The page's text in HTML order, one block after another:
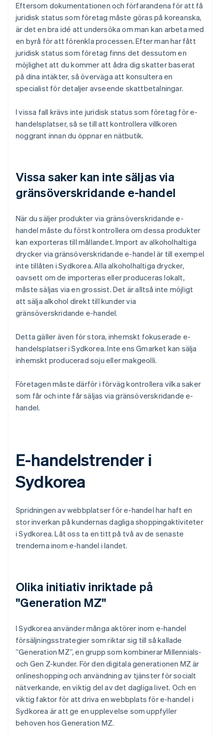
Eftersom dokumentationen och förfarandena för att få
juridisk status som företag måste göras på koreanska,
är det en bra idé att undersöka om man kan arbeta med
en byrå för att förenkla processen. Efter man har fått
juridisk status som företag finns det dessutom en
möjlighet att du kommer att ådra dig skatter baserat
på dina intäkter, så överväga att konsultera en
specialist för detaljer avseende skattbetalningar.
I vissa fall krävs inte juridisk status som företag för e-
handelsplatser, så se till att kontrollera villkoren
noggrant innan du öppnar en nätbutik.
Vissa saker kan inte säljas via
gränsöverskridande e-handel
När du säljer produkter via gränsöverskridande e-
handel måste du först kontrollera om dessa produkter
kan exporteras till mållandet. Import av alkoholhaltiga
drycker via gränsöverskridande e-handel är till exempel
inte tillåten i Sydkorea. Alla alkoholhaltiga drycker,
oavsett om de importeras eller produceras lokalt,
måste säljas via en grossist. Det är alltså inte möjligt
att sälja alkohol direkt till kunder via
gränsöverskridande e-handel.
Detta gäller även för stora, inhemskt fokuserade e-
handelsplatser i Sydkorea. Inte ens Gmarket kan sälja
inhemskt producerad soju eller makgeolli.
Företagen måste därför i förväg kontrollera vilka saker
som får och inte får säljas via gränsöverskridande e-
handel.
E-handelstrender i
Sydkorea
Spridningen av webbplatser för e-handel har haft en
stor inverkan på kundernas dagliga shoppingaktiviteter
i Sydkorea. Låt oss ta en titt på två av de senaste
trenderna inom e-handel i landet.
Olika initiativ inriktade på
"Generation MZ"
I Sydkorea använder många aktörer inom e-handel
försäljningsstrategier som riktar sig till så kallade
”Generation MZ”, en grupp som kombinerar Millennials-
och Gen Z-kunder. För den digitala generationen MZ är
onlineshopping och användning av tjänster för socialt
nätverkande, en viktig del av det dagliga livet. Och en
viktig faktor för att driva en webbplats för e-handel i
Sydkorea är att ge en upplevelse som uppfyller
behoven hos Generation MZ.